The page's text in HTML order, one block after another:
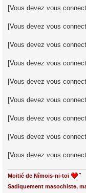
[Vous devez vous
[Vous devez vous
[Vous devez vous
[Vous devez vous
[Vous devez vous
[Vous devez vous
[Vous devez vous
[Vous devez vous
[Vous devez vous
Moitié de Nîmois-ni-toi
Sadiquement masochiste,